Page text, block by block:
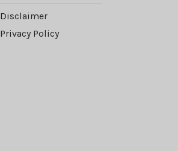
Disclaimer
Privacy Policy